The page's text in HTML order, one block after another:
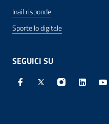
Inail risponde
Sportello digitale
SEGUICI SU
Facebook - Sito
X - Sito esterno
Instagram